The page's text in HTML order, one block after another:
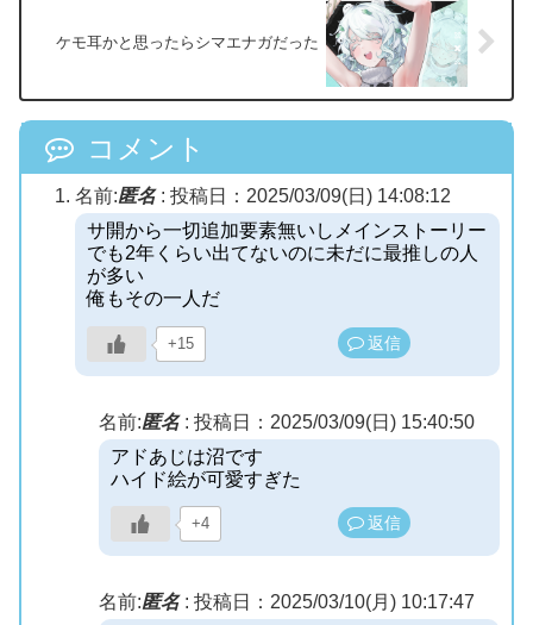
ケモ耳かと思ったらシマエナガだった
コメント
名前:匿名: 投稿日：2025/03/09(日) 14:08:12
サ開から一切追加要素無いしメインストーリー
でも2年くらい出てないのに未だに最推しの人
が多い
俺もその一人だ
+15 返信
名前:匿名: 投稿日：2025/03/09(日) 15:40:50
アドあじは沼です
ハイド絵が可愛すぎた
+4 返信
名前:匿名: 投稿日：2025/03/10(月) 10:17:47